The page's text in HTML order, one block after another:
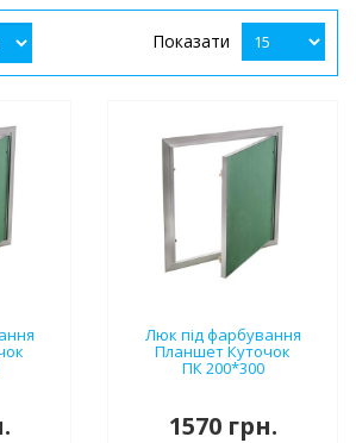
Показати
Люк під фарбування
Планшет Куточок
ПК 200*300
1570 грн.